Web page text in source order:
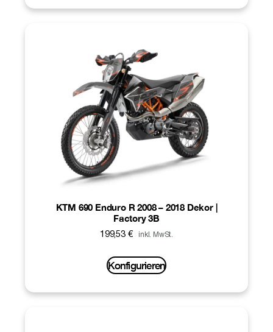
KTM 690 Enduro R 2008 – 2018 Dekor |
Factory 3B
199,53 € inkl. MwSt.
Konfigurieren